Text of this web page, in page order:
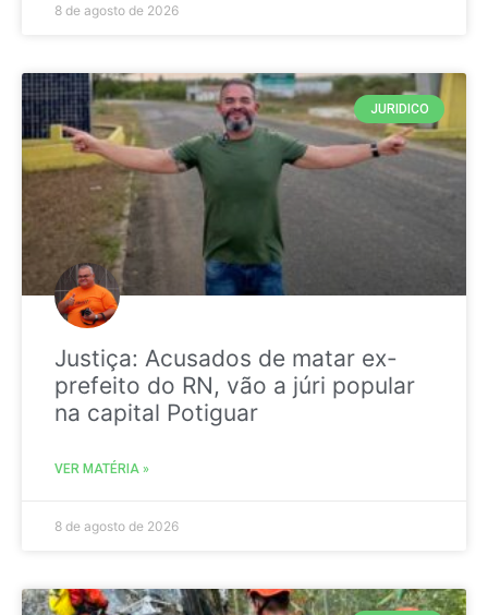
8 de agosto de 2026
JURIDICO
Justiça: Acusados de matar ex-
prefeito do RN, vão a júri popular
na capital Potiguar
VER MATÉRIA »
8 de agosto de 2026